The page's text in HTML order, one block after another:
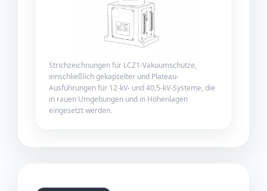
Strichzeichnungen für LCZ1-Vakuumschütze,
einschließlich gekapselter und Plateau-
Ausführungen für 12-kV- und 40,5-kV-Systeme, die
in rauen Umgebungen und in Höhenlagen
eingesetzt werden.